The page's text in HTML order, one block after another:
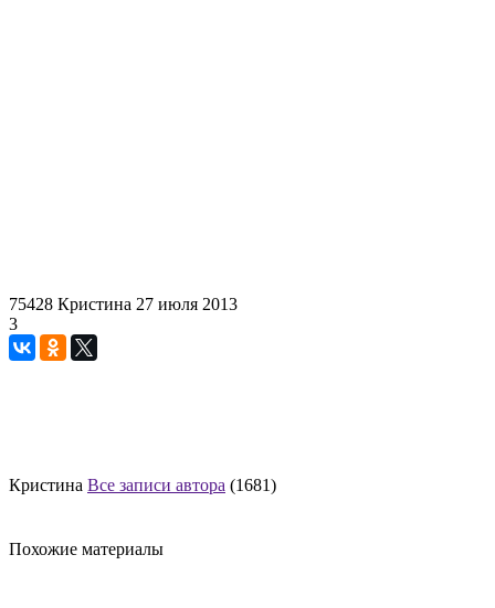
75428 Кристина 27 июля 2013
3
Кристина Все записи автора (1681)
Похожие материалы